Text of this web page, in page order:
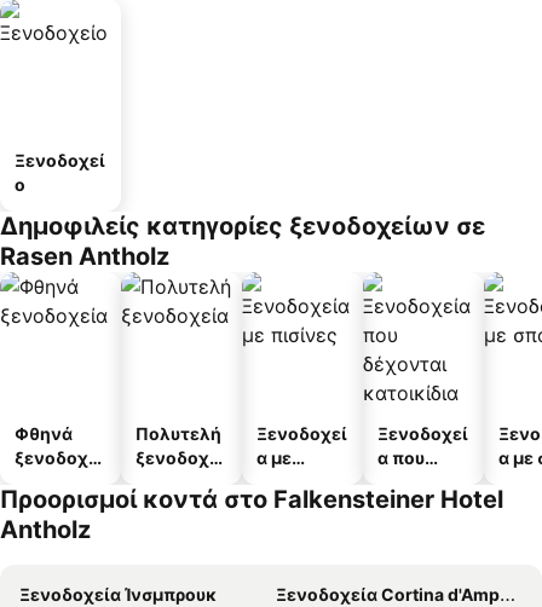
Ξενοδοχεί
ο
Δημοφιλείς κατηγορίες ξενοδοχείων σε
Rasen Antholz
Φθηνά
ξενοδοχεί
Πολυτελή
ξενοδοχεί
Ξενοδοχεί
α με
Ξενοδοχεί
α που
κατοικίδι
α με
Προορισμοί κοντά στο Falkensteiner Hotel
Antholz
Ξενοδοχεία Ίνσμπρουκ
Ξενοδοχεία Cortina d'Ampezzo